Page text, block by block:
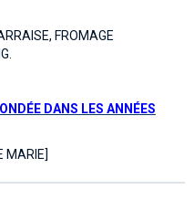
FROMAGE
DANS LES ANNÉES
MARIE]